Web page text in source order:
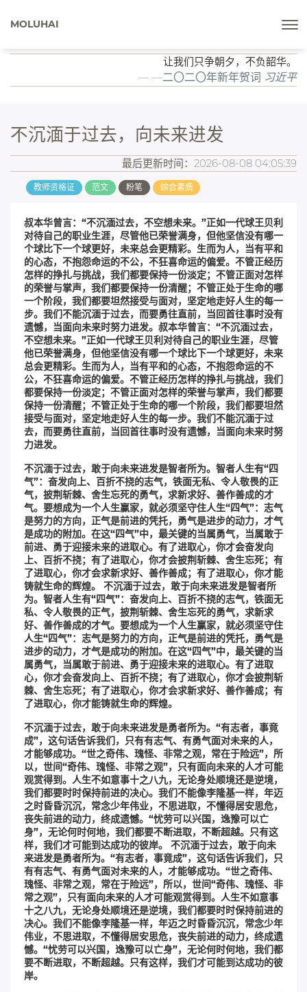
MOLUHAI
让我们只争朝夕，不负韶华。
—二〇二〇年新年贺词 习近平
不沉湎于过去，向未来进发
最后更新时间：2026-08-08 04:05:39
教师资格证 范文 粉笔 综合素质
叔本华曾言：“不沉湎过去，不空想未来。”正如一代球王贝利
对待自己的职业生涯，尽管他已荣誉满身，但他坚信没有哪一
个球比下一个球更好，未来总会更精彩。生而为人，当有平和
的心态，不抱怨命运的不公，不狂喜命运的偏爱。不管正经历
怎样的挣扎与挑战，我们都要保持一份淡定；不管正面对怎样
的荣誉与掌声，我们都要保持一份清醒；不管正处于生命的哪
一个阶段，我们都要坦然接受与面对，坚定地走好人生的每一
步。我们不能沉湎于过去，而要勇往直前，当回首往事时没有
遗憾，当面向未来时努力进发。叔本华曾言：“不沉湎过去，
不空想未来。”正如一代球王贝利对待自己的职业生涯，尽管
他已荣誉满身，但他坚信没有哪一个球比下一个球更好，未来
总会更精彩。生而为人，当有平和的心态，不抱怨命运的不
公，不狂喜命运的偏爱。不管正经历怎样的挣扎与挑战，我们
都要保持一份淡定；不管正面对怎样的荣誉与掌声，我们都要
保持一份清醒；不管正处于生命的哪一个阶段，我们都要坦然
接受与面对，坚定地走好人生的每一步。我们不能沉湎于过
去，而要勇往直前，当回首往事时没有遗憾，当面向未来时努
力进发。
不沉湎于过去，敢于向未来进发是智者所为。智者人生有“四
气”：奋发向上、百折不挠的志气，铁面无私、令人敬畏的正
气，披荆斩棘、舍生忘死的勇气，求新求好、善作善成的才
气。要想成为一个人生赢家，就必须坚守住人生“四气”：志气
是努力的方向，正气是前进的凭托，勇气是进步的动力，才气
是成功的附加。在这“四气”中，最关键的当属勇气，当属敢于
前进、勇于迎接未来的进取心。有了进取心，你才会奋发向
上、百折不挠；有了进取心，你才会披荆斩棘、舍生忘死；有
了进取心，你才会求新求好、善作善成；有了进取心，你才能
铸就生命的辉煌。 不沉湎于过去，敢于向未来进发是智者所
为。智者人生有“四气”：奋发向上、百折不挠的志气，铁面无
私、令人敬畏的正气，披荆斩棘、舍生忘死的勇气，求新求
好、善作善成的才气。要想成为一个人生赢家，就必须坚守住
人生“四气”：志气是努力的方向，正气是前进的凭托，勇气是
进步的动力，才气是成功的附加。在这“四气”中，最关键的当
属勇气，当属敢于前进、勇于迎接未来的进取心。有了进取
心，你才会奋发向上、百折不挠；有了进取心，你才会披荆斩
棘、舍生忘死；有了进取心，你才会求新求好、善作善成；有
了进取心，你才能铸就生命的辉煌。
不沉湎于过去，敢于向未来进发是勇者所为。“有志者，事竟
成”，这句话告诉我们，只有有志气、有勇气面对未来的人，
才能够成功。“世之奇伟、瑰怪、非常之观，常在于险远”，所
以，世间“奇伟、瑰怪、非常之观”，只有面向未来的人才可能
观赏得到。人生不如意事十之八九，无论身处顺境还是逆境，
我们都要时时保持前进的决心。我们不能像李隆基一样，年迈
之时昏昏沉沉，常念少年伟业，不思进取，不懂得居安思危，
丧失前进的动力，终成遗憾。“忧劳可以兴国，逸豫可以亡
身”，无论何时何地，我们都要不断进取，不断超越。只有这
样，我们才可能到达成功的彼岸。 不沉湎于过去，敢于向未
来进发是勇者所为。“有志者，事竟成”，这句话告诉我们，只
有有志气、有勇气面对未来的人，才能够成功。“世之奇伟、
瑰怪、非常之观，常在于险远”，所以，世间“奇伟、瑰怪、非
常之观”，只有面向未来的人才可能观赏得到。人生不如意事
十之八九，无论身处顺境还是逆境，我们都要时时保持前进的
决心。我们不能像李隆基一样，年迈之时昏昏沉沉，常念少年
伟业，不思进取，不懂得居安思危，丧失前进的动力，终成遗
憾。“忧劳可以兴国，逸豫可以亡身”，无论何时何地，我们都
要不断进取，不断超越。只有这样，我们才可能到达成功的彼
岸。